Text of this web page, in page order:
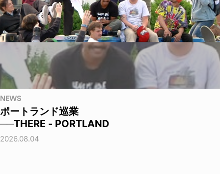
NEWS
ポートランド巡業
──THERE - PORTLAND
2026.08.04